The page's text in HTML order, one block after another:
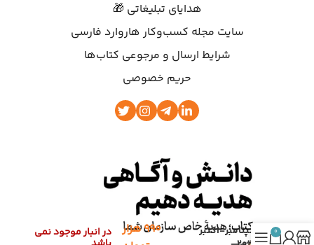
هدایای تبلیغاتی 🎁
سایت مجله کسب‌وکار هاروارد فارسی
شرایط ارسال و مرجوعی کتاب‌ها
حریم خصوصی
سپتامبر-اکتبر
۹۹۰هزار
در انبار موجود نمی 0